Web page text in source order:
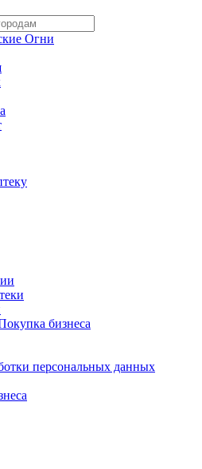
Огни
бизнеса
персональных данных